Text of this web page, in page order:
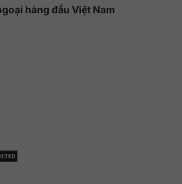
hàng đầu Việt Nam